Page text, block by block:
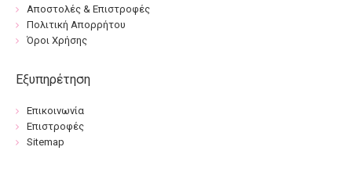
Αποστολές & Επιστροφές
Πολιτική Απορρήτου
Όροι Χρήσης
Εξυπηρέτηση
Επικοινωνία
Επιστροφές
Sitemap